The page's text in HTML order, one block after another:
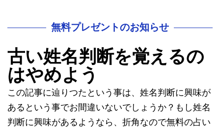
無料プレゼントのお知らせ
古い姓名判断を覚えるの
はやめよう
この記事に辿りつたという事は、姓名判断に興味が
あるという事でお間違いないでしょうか？もし姓名
判断に興味があるようなら、折角なので無料の占い